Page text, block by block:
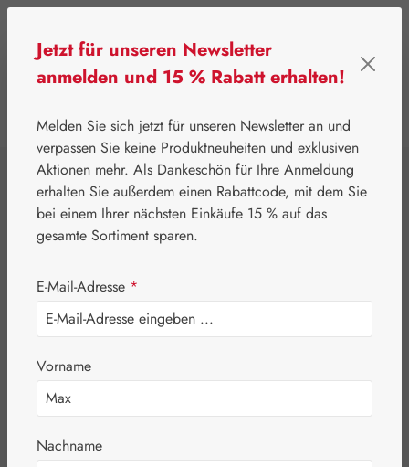
Leitner Lifecare Aromatherapie Embamed®
Melissenöl
Bildergalerie überspringen
Jetzt für unseren Newsletter
anmelden und 15 % Rabatt erhalten!
Melden Sie sich jetzt für unseren Newsletter an und
verpassen Sie keine Produktneuheiten und exklusiven
Aktionen mehr. Als Dankeschön für Ihre Anmeldung
erhalten Sie außerdem einen Rabattcode, mit dem Sie
bei einem Ihrer nächsten Einkäufe 15 % auf das
gesamte Sortiment sparen.
E-Mail-Adresse *
Vorname
Nachname